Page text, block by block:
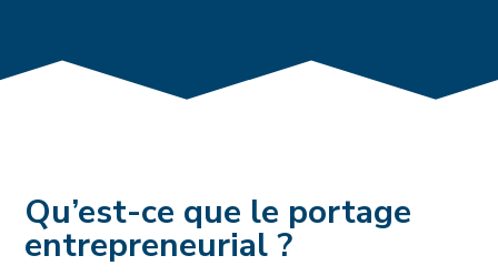
Qu’est-ce que le portage
entrepreneurial ?